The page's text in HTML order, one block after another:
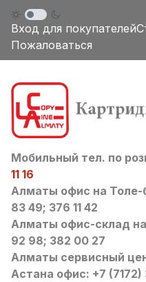
Вход для покупателей
Пожаловаться
Мобильный тел. по
11 16
Алматы офис на Толе-
83 49; 376 11 42
Алматы офис-склад
92 98; 382 00 27
Алматы сервисный
Астана офис: +7 (7172)